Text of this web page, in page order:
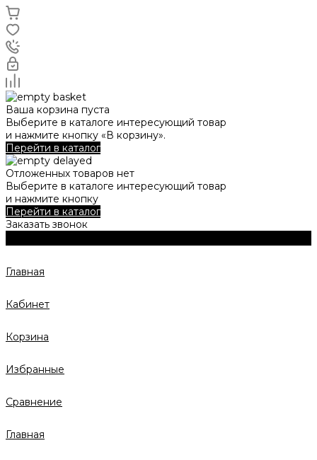
Ваша корзина пуста
Выберите в каталоге интересующий товар
и нажмите кнопку «В корзину».
Перейти в каталог
Отложенных товаров нет
Выберите в каталоге интересующий товар
и нажмите кнопку
Перейти в каталог
Заказать звонок
Главная
Кабинет
Корзина
Избранные
Сравнение
Главная